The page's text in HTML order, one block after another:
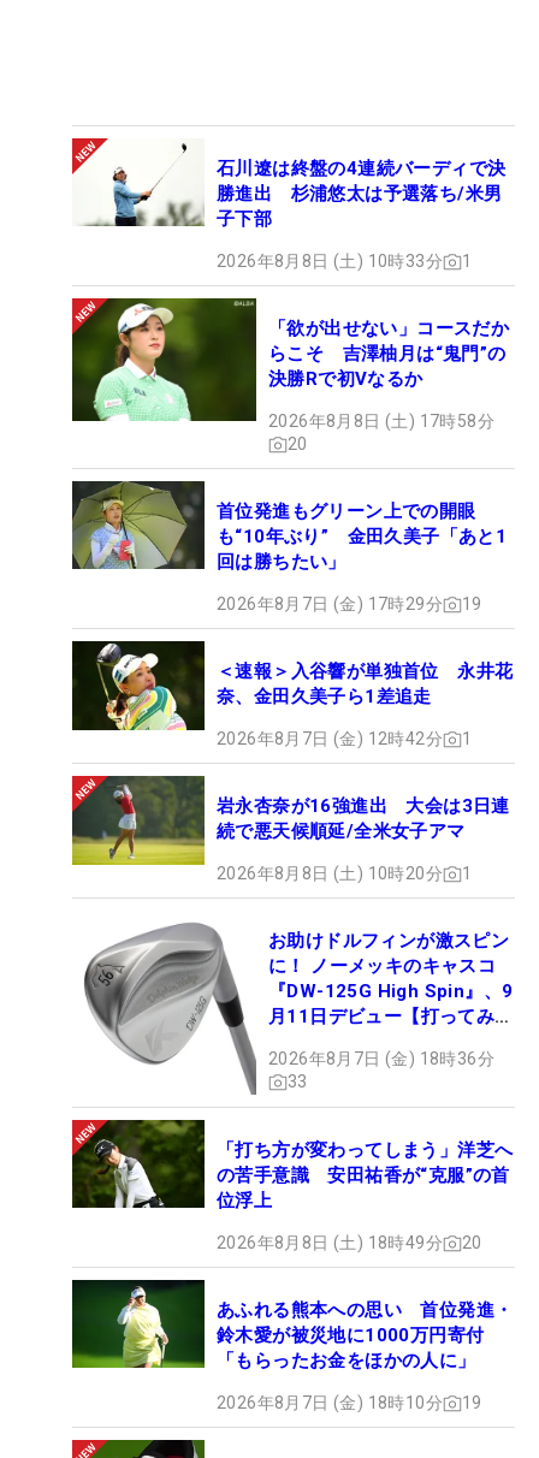
石川遼は終盤の4連続バーディで決
勝進出 杉浦悠太は予選落ち/米男
子下部
2026年8月8日 (土) 10時33分 1
「欲が出せない」コースだか
らこそ 吉澤柚月は“鬼門”の
決勝Rで初Vなるか
2026年8月8日 (土) 17時58分
20
首位発進もグリーン上での開眼
も“10年ぶり” 金田久美子「あと1
回は勝ちたい」
2026年8月7日 (金) 17時29分 19
＜速報＞入谷響が単独首位 永井花
奈、金田久美子ら1差追走
2026年8月7日 (金) 12時42分 1
岩永杏奈が16強進出 大会は3日連
続で悪天候順延/全米女子アマ
2026年8月8日 (土) 10時20分 1
お助けドルフィンが激スピン
に！ ノーメッキのキャスコ
『DW-125G High Spin』、9
月11日デビュー【打ってみ
2026年8月7日 (金) 18時36分
33
「打ち方が変わってしまう」洋芝へ
の苦手意識 安田祐香が“克服”の首
位浮上
2026年8月8日 (土) 18時49分 20
あふれる熊本への思い 首位発進・
鈴木愛が被災地に1000万円寄付
「もらったお金をほかの人に」
2026年8月7日 (金) 18時10分 19